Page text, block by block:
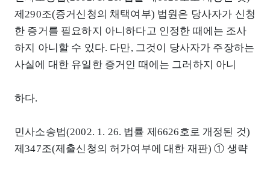
제290조(증거신청의 채택여부) 법원은 당사자가 신청
한 증거를 필요하지 아니하다고 인정한 때에는 조사
하지 아니할 수 있다. 다만, 그것이 당사자가 주장하는
사실에 대한 유일한 증거인 때에는 그러하지 아니
하다.
민사소송법(2002. 1. 26. 법률 제6626호로 개정된 것)
제347조(제출신청의 허가여부에 대한 재판) ① 생략